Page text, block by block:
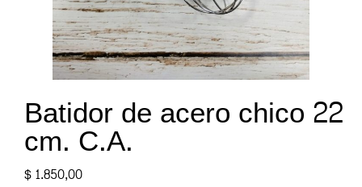
Batidor de acero chico 22
cm. C.A.
$1.850,00